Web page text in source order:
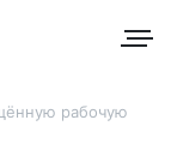
рабочую